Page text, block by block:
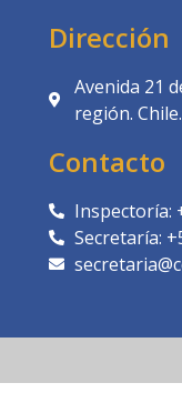
Dirección
Avenida 21
región. Chile.
Contacto
Inspectoría:
Secretaría: